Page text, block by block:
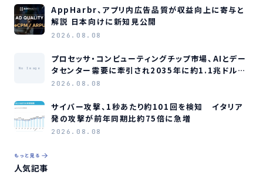
AppHarbr、アプリ内広告品質が収益向上に寄与と
解説 日本向けに新知見公開
2026.08.08
No Image
プロセッサ・コンピューティングチップ市場、AIとデー
タセンター需要に牽引され2035年に約1.1兆ドル規
模へ成長か
2026.08.08
サイバー攻撃、1秒あたり約101回を検知 イタリア
発の攻撃が前年同期比約75倍に急増
2026.08.08
もっと見る
人気記事